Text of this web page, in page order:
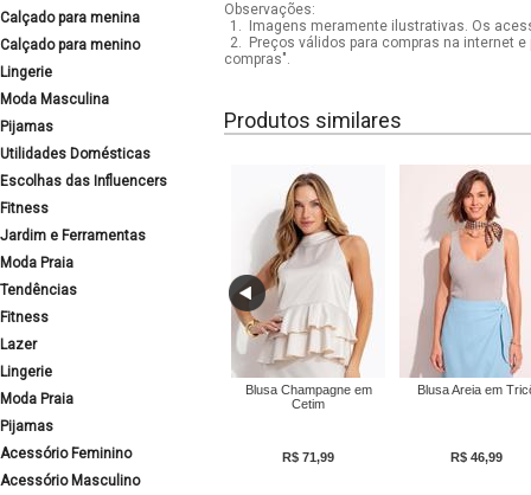
Calçado para menina
Calçado para menino
Lingerie
Moda Masculina
Pijamas
Utilidades Domésticas
Escolhas das Influencers
Fitness
Jardim e Ferramentas
Moda Praia
Tendências
Fitness
Lazer
Lingerie
Moda Praia
Pijamas
Acessório Feminino
Acessório Masculino
Observações:
1.
Imagens meramente ilustrativas. Os
2.
Preços válidos para compras na internet
compras".
Produtos similares
Blusa Champagne em
Cetim
R$ 71,99
Blusa Areia em
R$ 46,99